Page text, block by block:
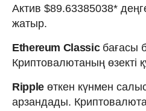
Актив $89.63385038*
жатыр.
Ethereum Classicбағасы
Криптовалютаның өзекті
Rippleөткен күнмен
арзандады.